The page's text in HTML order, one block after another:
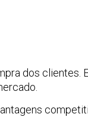
dos clientes.